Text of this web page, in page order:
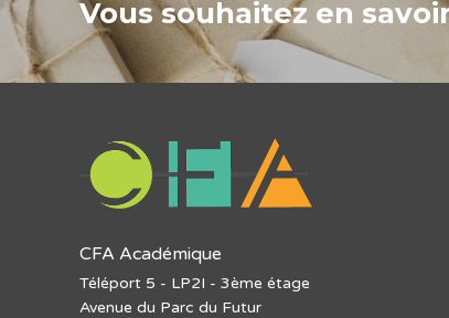
Vous souhaitez en
CFA Académique
Téléport 5 - LP2I - 3ème étage
Avenue du Parc du Futur